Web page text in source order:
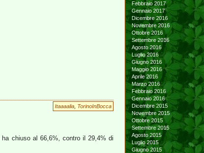
Itaaaalia TorinoInBocca
ha chiuso al 66,6%, contro il 29,4% di
Febbraio 2017
Gennaio 2017
Dicembre 2016
Novembre 2016
Ottobre 2016
Settembre 2016
Agosto 2016
Luglio 2016
Giugno 2016
Maggio 2016
Aprile 2016
Marzo 2016
Febbraio 2016
Gennaio 2016
Dicembre 2015
Novembre 2015
Ottobre 2015
Settembre 2015
Agosto 2015
Luglio 2015
Giugno 2015